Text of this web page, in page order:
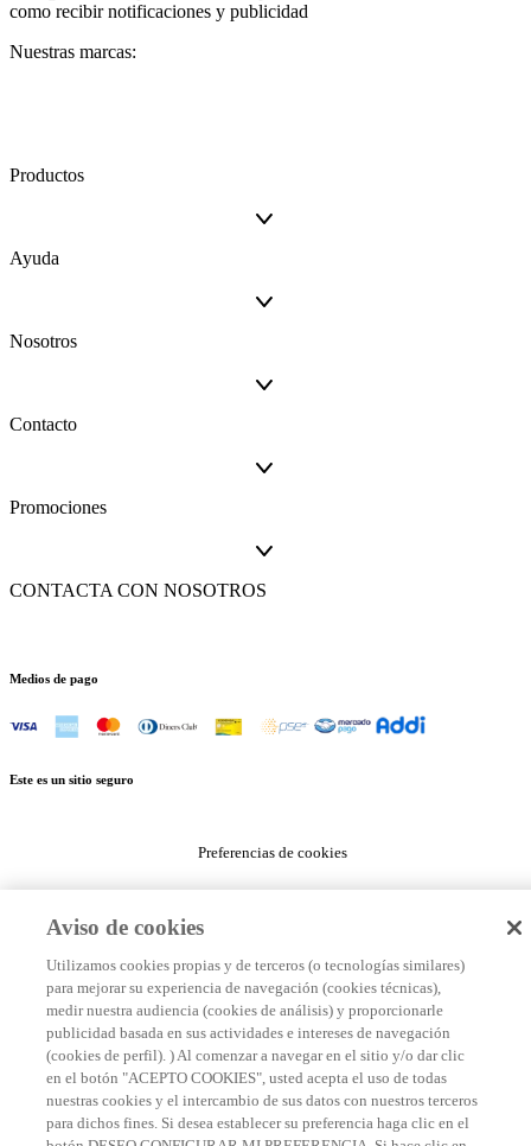
como recibir notificaciones y publicidad
Nuestras marcas:
Productos
Ayuda
Nosotros
Contacto
Promociones
CONTACTA CON NOSOTROS
Medios de pago
Este es un sitio seguro
Preferencias de cookies
Aviso de cookies
Utilizamos cookies propias y de terceros (o tecnologías similares)
para mejorar su experiencia de navegación (cookies técnicas),
medir nuestra audiencia (cookies de análisis) y proporcionarle
publicidad basada en sus actividades e intereses de navegación
(cookies de perfil). ) Al comenzar a navegar en el sitio y/o dar clic
en el botón "ACEPTO COOKIES", usted acepta el uso de todas
nuestras cookies y el intercambio de sus datos con nuestros terceros
para dichos fines. Si desea establecer su preferencia haga clic en el